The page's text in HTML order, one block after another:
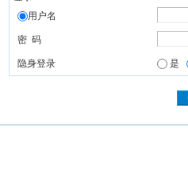
用户名
密 码
隐身登录 是